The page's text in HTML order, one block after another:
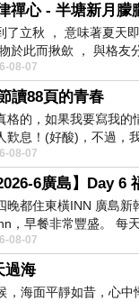
禪心 - 半塘新月朦
了立秋 ， 意味著夏天
物於此而揪歛 ， 與格友
08-07
讀88頁的青春
格的，如果我要寫我的
歎息！(好酸)，不過，
，每天跪鍵盤還是被判
08-07
晚都住東橫INN 廣島新
，早餐非常豐盛。 每
工作人員拿出料理包加
08-07
過海
，海面平靜如昔，心中